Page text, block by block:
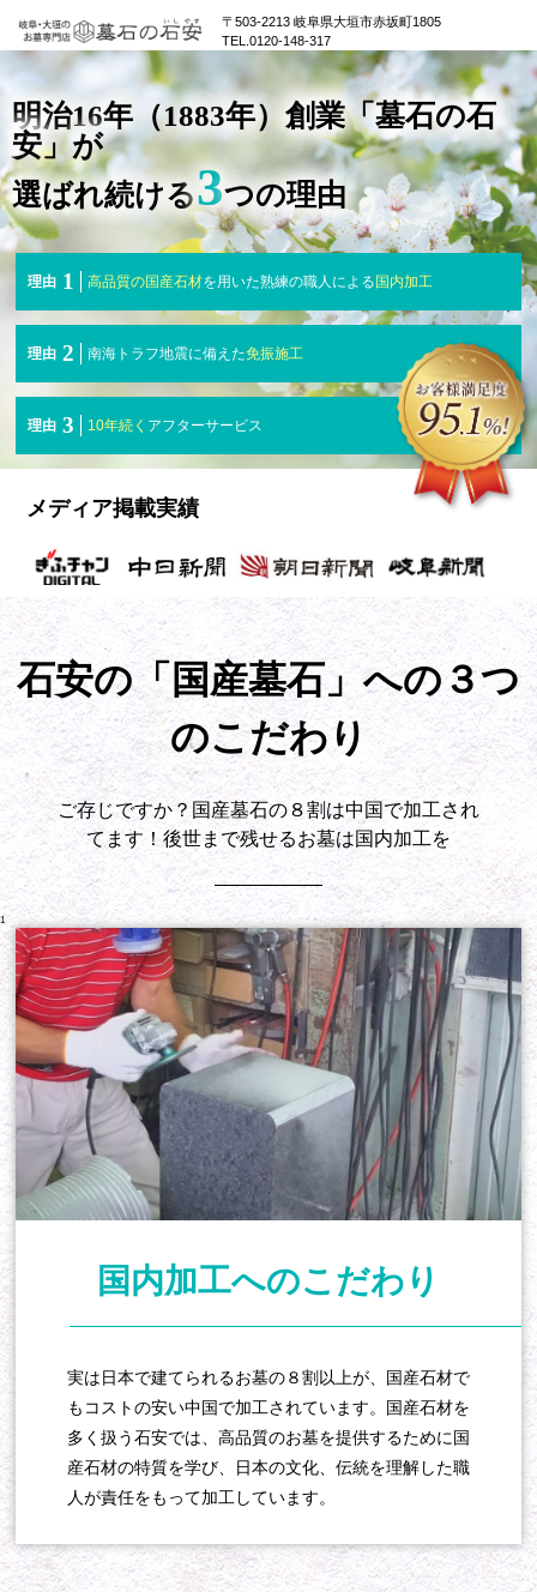
〒503-2213 岐阜県大垣市赤坂町1805
TEL.0120-148-317
明治16年（1883年）創業「墓石の石
安」が
選ばれ続ける3つの理由
理由 1 高品質の国産石材を用いた熟練の職人による 国内加工
理由 2 南海トラフ地震に備えた免振施工
理由 3 10年続く アフターサービス
メディア掲載実績
石安の「国産墓石」への３つ
のこだわり
ご存じですか？国産墓石の８割は中国で加工され
てます！後世まで残せるお墓は国内加工を
1
国内加工へのこだわり
実は日本で建てられるお墓の８割以上が、国産石材で
もコストの安い中国で加工されています。国産石材を
多く扱う石安では、高品質のお墓を提供するために国
産石材の特質を学び、日本の文化、伝統を理解した職
人が責任をもって加工しています。